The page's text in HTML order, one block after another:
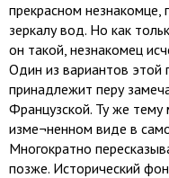
прекрасном
зеркалу вод. Но как
он такой, незнакомец
Один из вариантов этой
принадлежит перу
Французской. Ту же
изме¬ненном виде в
Многократно
позже. Исторический